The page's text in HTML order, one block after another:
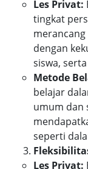
Les Privat:
tingkat
dengan
siswa,
Metode
belajar
umum dan
seperti
Les Privat: